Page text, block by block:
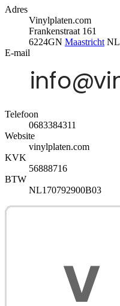
Adres
Vinylplaten.com
Frankenstraat 161
6224GN Maastricht NL
E-mail
Telefoon
0683384311
Website
vinylplaten.com
KVK
56888716
BTW
NL170792900B03